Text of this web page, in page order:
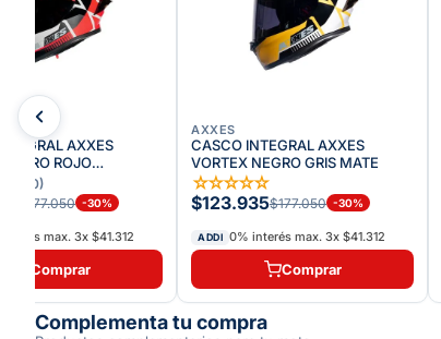
AXXES
ROJO
10)
$177.050 -30%
max. 3x $41.312
Comprar
AXXES
CASCO INTEGRAL AXXES
VORTEX NEGRO GRIS MATE
☆☆☆☆☆
$123.935$177.050 -30%
ADDI 0% interés max. 3x $41.312
Comprar
Complementa tu compra